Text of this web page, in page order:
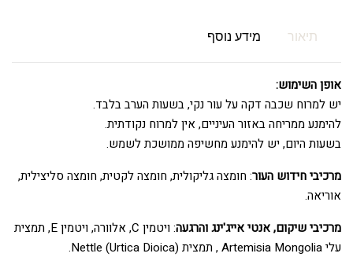
תיאור מידע נוסף
אופן השימוש:
יש למרוח שכבה דקה על עור נקי, בשעות הערב בלבד.
להימנע ממריחה באזור העיניים, אין למרוח נקודתית.
בשעות היום, יש להימנע מחשיפה ממושכת לשמש.
מרכיבי חידוש העור: חומצה גליקולית, חומצה לקטית, חומצה סליצילית,
אוריאה.
מרכיבי שיקום, אנטי אייג'ינג והרגעה
: ויטמין C, אלוורה, ויטמין E, תמצית
עלי Artemisia Mongolia , תמצית Nettle (Urtica Dioica).